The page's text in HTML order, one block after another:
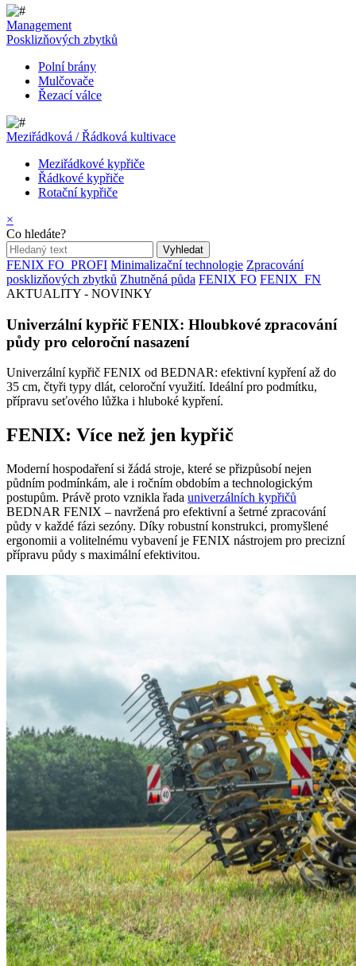
Management
Posklizňových zbytků
Polní brány
Mulčovače
Řezací válce
Meziřádková / Řádková kultivace
Meziřádkové kypřiče
Řádkové kypřiče
Rotační kypřiče
×
Co hledáte?
FENIX FO_PROFI Minimalizační technologie Zpracování
posklizňových zbytků Zhutněná půda FENIX FO FENIX_FN
AKTUALITY - NOVINKY
Univerzální kypřič FENIX: Hloubkové zpracování
půdy pro celoroční nasazení
Univerzální kypřič FENIX od BEDNAR: efektivní kypření až do
35 cm, čtyři typy dlát, celoroční využití. Ideální pro podmítku,
přípravu seťového lůžka i hluboké kypření.
FENIX: Více než jen kypřič
Moderní hospodaření si žádá stroje, které se přizpůsobí nejen
půdním podmínkám, ale i ročním obdobím a technologickým
postupům. Právě proto vznikla řada univerzálních kypřičů
BEDNAR FENIX – navržená pro efektivní a šetrné zpracování
půdy v každé fázi sezóny. Díky robustní konstrukci, promyšlené
ergonomii a volitelnému vybavení je FENIX nástrojem pro precizní
přípravu půdy s maximální efektivitou.